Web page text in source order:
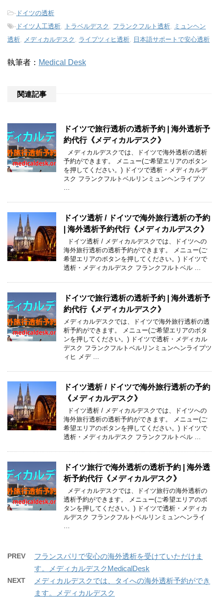
- ドイツの透析
- ドイツ人工透析, トラベルデスク , フランクフルト透析, ミュンヘン
透析, メディカルデスク , ライプツィヒ透析, 日本語サポートで安心透析
執筆者： Medical Desk
関連記事
ドイツで旅行透析の透析予約 | 海外透析予
約代行《メディカルデスク》
メディカルデスクでは、ドイツで海外透析の透析
予約ができます。 メニュー(ご希望エリアのボタン
を押してください。) ドイツで透析・メディカルデ
スク フランクフルトベルリンミュンヘンライプツ
…
ドイツ透析 / ドイツで海外旅行透析の予約
| 海外透析予約代行《メディカルデスク》
ドイツ透析 / メディカルデスクでは、ドイツへの
海外旅行透析の透析予約ができます。 メニュー(ご
希望エリアのボタンを押してください。) ドイツで
透析・メディカルデスク フランクフルトベル …
ドイツで旅行透析の透析予約 | 海外透析予
約代行《メディカルデスク》
メディカルデスクでは、ドイツで海外旅行透析の透
析予約ができます。 メニュー(ご希望エリアのボタ
ンを押してください。) ドイツで透析・メディカル
デスク フランクフルトベルリンミュンヘンライプツ
ィヒ メデ …
ドイツ透析 / ドイツで海外旅行透析の予約
《メディカルデスク》
ドイツ透析 / メディカルデスクでは、ドイツへの
海外旅行透析の透析予約ができます。 メニュー(ご
希望エリアのボタンを押してください。) ドイツで
透析・メディカルデスク フランクフルトベル …
ドイツ旅行で海外透析の透析予約 | 海外透
析予約代行《メディカルデスク》
メディカルデスクでは、ドイツ旅行の海外透析の
透析予約ができます。 メニュー(ご希望エリアのボ
タンを押してください。) ドイツで透析・メディカ
ルデスク フランクフルトベルリンミュンヘンライ
…
PREV
フランスパリで安心の海外透析を受けていただけま
す。メディカルデスクMedicalDesk
NEXT
メディカルデスクでは、タイへの海外透析予約ができ
ます。メディカルデスク